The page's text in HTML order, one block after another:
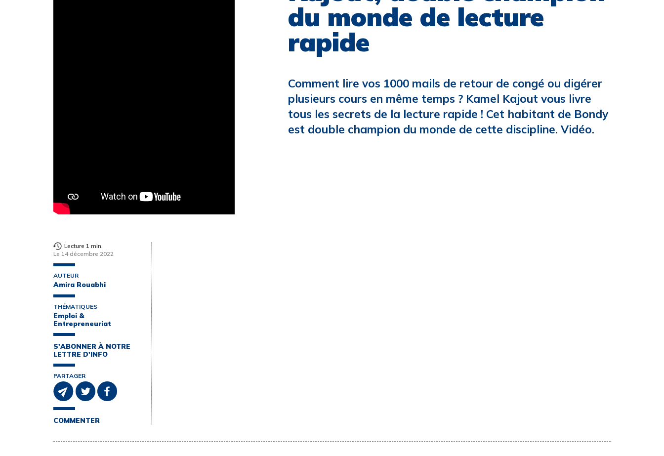
du monde de lecture
rapide
Comment lire vos 1000 mails de retour de congé ou digérer
plusieurs cours en même temps ? Kamel Kajout vous livre
tous les secrets de la lecture rapide ! Cet habitant de Bondy
est double champion du monde de cette discipline. Vidéo.
Lecture 1 min.
Le 14 décembre 2022
AUTEUR
Amira Rouabhi
THÉMATIQUES
Emploi &
Entrepreneuriat
S'ABONNER À NOTRE
LETTRE D'INFO
PARTAGER
COMMENTER